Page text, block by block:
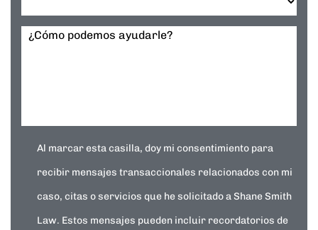
¿Cómo podemos ayudarle?
Al marcar esta casilla, doy mi consentimiento para
recibir mensajes transaccionales relacionados con mi
caso, citas o servicios que he solicitado a Shane Smith
Law. Estos mensajes pueden incluir recordatorios de